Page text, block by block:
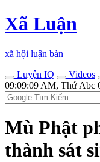
Xã Luận
xã hội luận bàn
Luyện IQ
Videos
09:09:09 AM, Thứ Abc
Mù Phật
thành sát